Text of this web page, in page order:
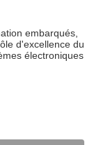
embarqués,
d'excellence du
électroniques